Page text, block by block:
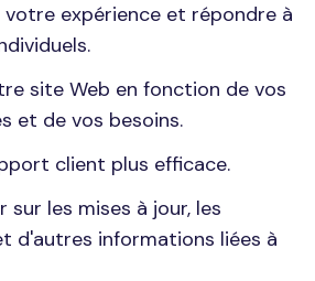
votre expérience et répondre à
site Web en fonction de vos
et de vos besoins.
client plus efficace.
sur les mises à jour, les
d'autres informations liées à